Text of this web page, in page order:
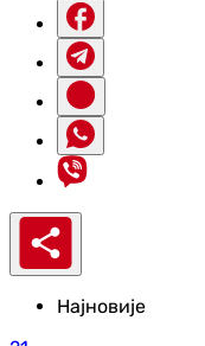
Најновије